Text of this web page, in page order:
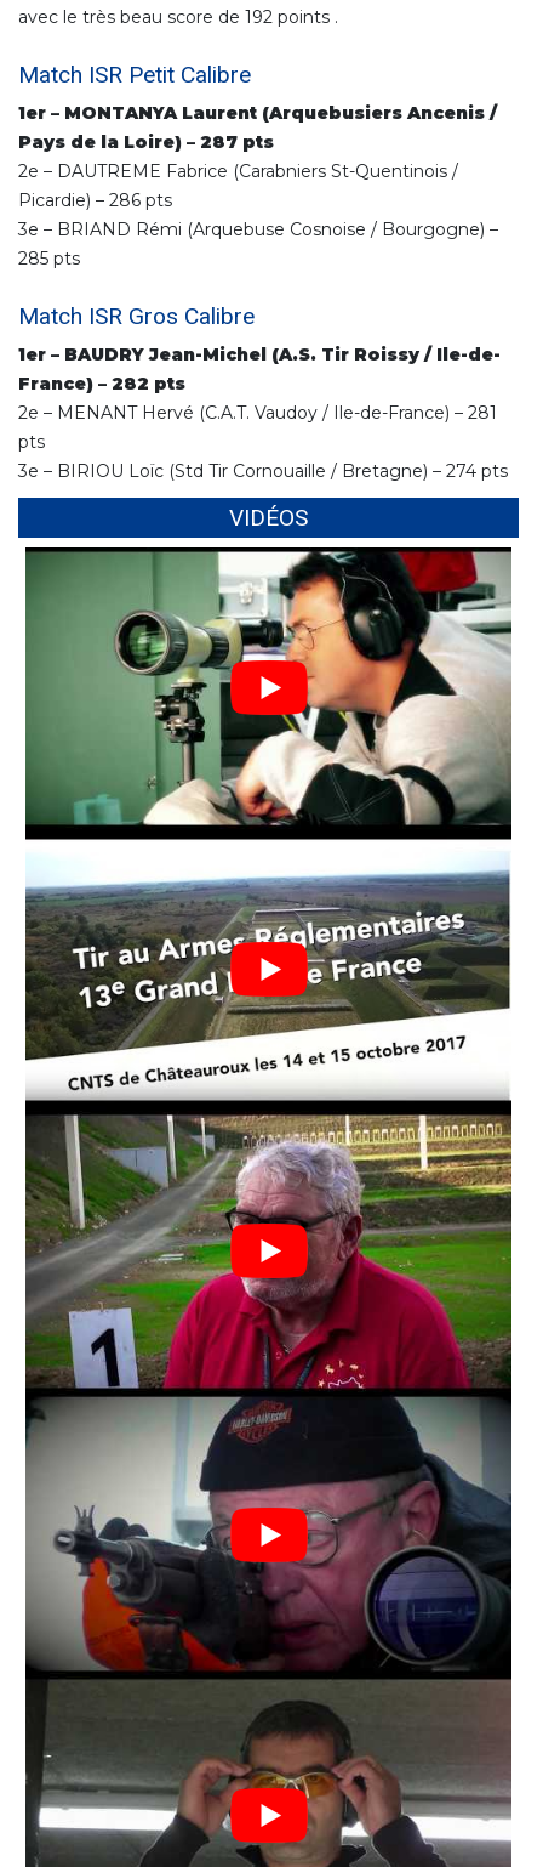
avec le très beau score de 192 points .
Match ISR Petit Calibre
1er – MONTANYA Laurent (Arquebusiers Ancenis /
Pays de la Loire) – 287 pts
2e – DAUTREME Fabrice (Carabniers St-Quentinois /
Picardie) – 286 pts
3e – BRIAND Rémi (Arquebuse Cosnoise / Bourgogne) –
285 pts
Match ISR Gros Calibre
1er – BAUDRY Jean-Michel (A.S. Tir Roissy / Ile-de-
France) – 282 pts
2e – MENANT Hervé (C.A.T. Vaudoy / Ile-de-France) – 281
pts
3e – BIRIOU Loïc (Std Tir Cornouaille / Bretagne) – 274 pts
VIDÉOS